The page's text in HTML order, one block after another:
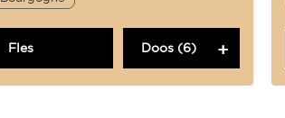
Fles Doos (6)